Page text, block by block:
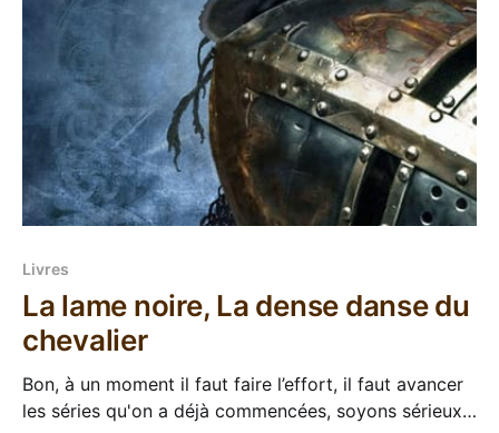
Livres
La lame noire, La dense danse du
chevalier
Bon, à un moment il faut faire l’effort, il faut avancer
les séries qu'on a déjà commencées, soyons sérieux.